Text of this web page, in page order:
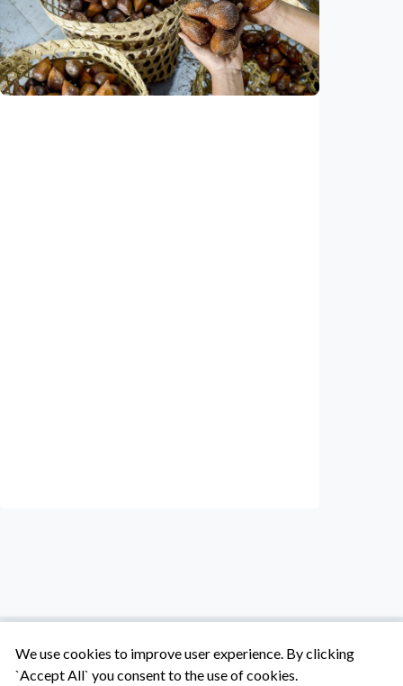
Leapmotor mulai produksi mobil listrik di
Indonesia, target 34.000 unit per tahun
Indonesia•07 Aug 2026
We use cookies to improve user experience. By clicking
`Accept All` you consent to the use of cookies.